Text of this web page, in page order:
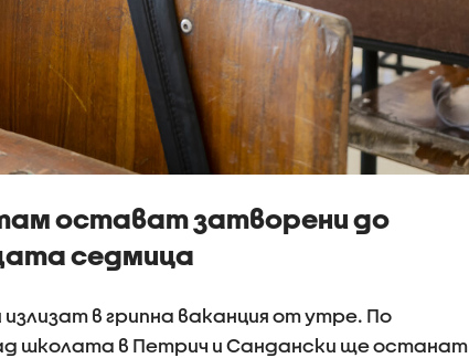
остават затворени до
седмица
в грипна ваканция от утре. По
школата в Петрич и Сандански ще останат